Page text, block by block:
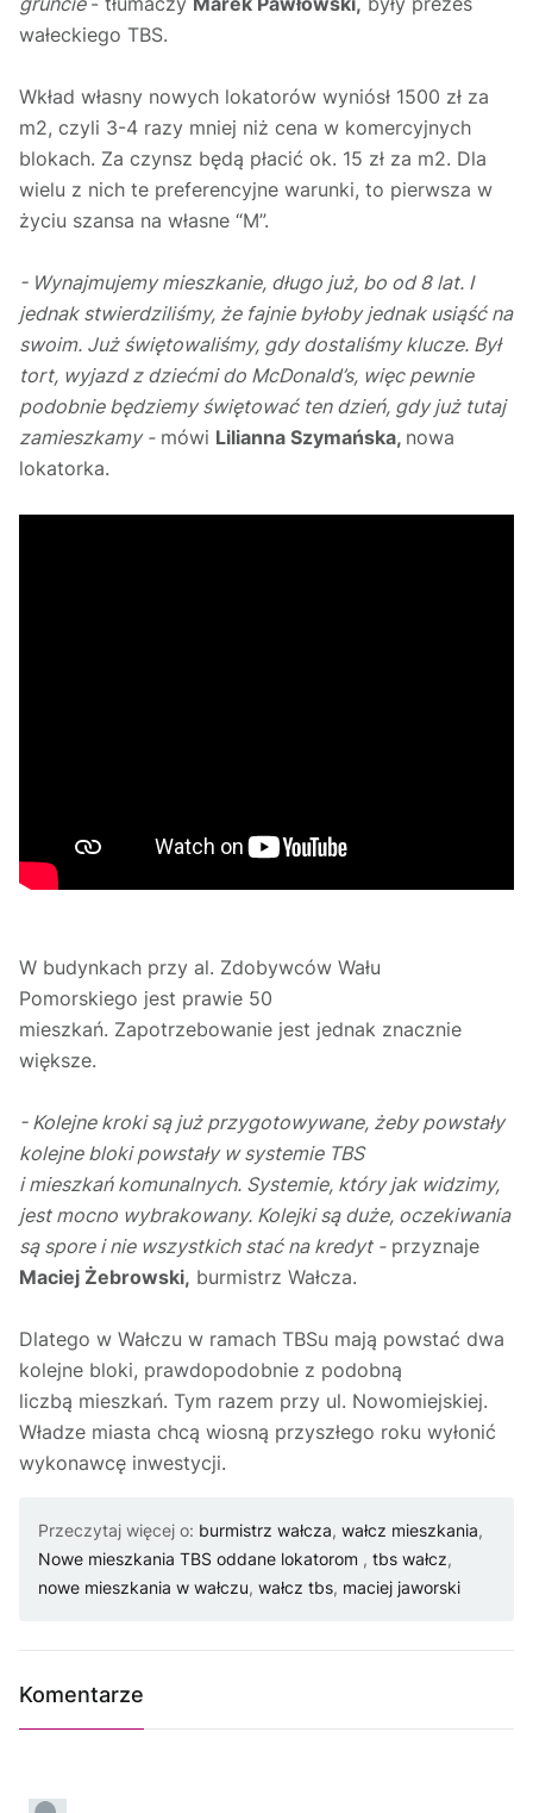
wałeckiego TBS.
Wkład własny nowych lokatorów wyniósł 1500 zł za
m2, czyli 3-4 razy mniej niż cena w komercyjnych
blokach. Za czynsz będą płacić ok. 15 zł za m2. Dla
wielu z nich te preferencyjne warunki, to pierwsza w
życiu szansa na własne “M”.
- Wynajmujemy mieszkanie, długo już, bo od 8 lat. I
jednak stwierdziliśmy, że fajnie byłoby jednak usiąść na
swoim. Już świętowaliśmy, gdy dostaliśmy klucze. Był
tort, wyjazd z dziećmi do McDonald’s, więc pewnie
podobnie będziemy świętować ten dzień, gdy już tutaj
zamieszkamy -mówi Lilianna Szymańska, nowa
lokatorka.
W budynkach przy al. Zdobywców Wału
Pomorskiego jest prawie 50
mieszkań. Zapotrzebowanie jest jednak znacznie
większe.
- Kolejne kroki są już przygotowywane, żeby powstały
kolejne bloki powstały w systemie TBS
i mieszkań komunalnych. Systemie, który jak widzimy,
jest mocno wybrakowany. Kolejki są duże, oczekiwania
są spore i nie wszystkich stać na kredyt -przyznaje
Maciej Żebrowski, burmistrz Wałcza.
Dlatego w Wałczu w ramach TBSu mają powstać dwa
kolejne bloki, prawdopodobnie z podobną
liczbą mieszkań. Tym razem przy ul. Nowomiejskiej.
Władze miasta chcą wiosną przyszłego roku wyłonić
wykonawcę inwestycji.
Przeczytaj więcej o: burmistrz wałcza, wałcz mieszkania,
Nowe mieszkania TBS oddane lokatorom , tbs wałcz,
nowe mieszkania w wałczu, wałcz tbs, maciej jaworski
Komentarze